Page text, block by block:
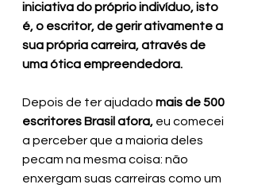
iniciativa do próprio indivíduo, isto
é, o escritor, de gerir ativamente a
sua própria carreira, através de
uma ótica empreendedora.
Depois de ter ajudado mais de 500
escritores Brasil afora, eu comecei
a perceber que a maioria deles
pecam na mesma coisa: não
enxergam suas carreiras como um